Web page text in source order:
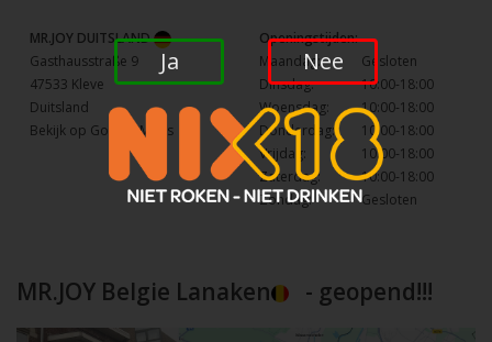
MR.JOY DUITSLAND
Gasthausstraße 9
47533 Kleve
Duitsland
Bekijk op Google Maps
Openingstijden:
Maandag:
Gesloten
Dinsdag:
10:00-18:00
Woensdag:
10:00-18:00
Donderdag:
10:00-18:00
Vrijdag:
10:00-18:00
Zaterdag:
10:00-18:00
Zondag:
Gesloten
MR.JOY Belgie Lanaken - geopend!!!
Ja Nee